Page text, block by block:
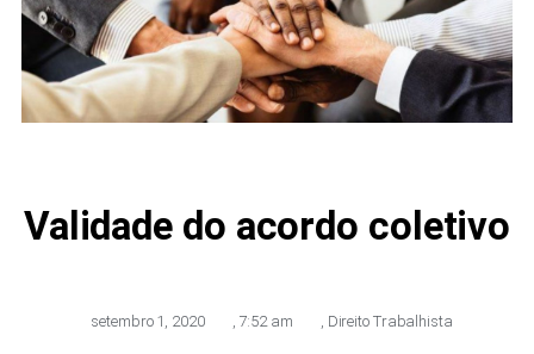
Validade do acordo coletivo
setembro 1, 2020 7:52 am Direito Trabalhista